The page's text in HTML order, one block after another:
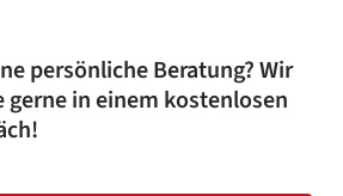
persönliche Beratung? Wir
in einem kostenlosen